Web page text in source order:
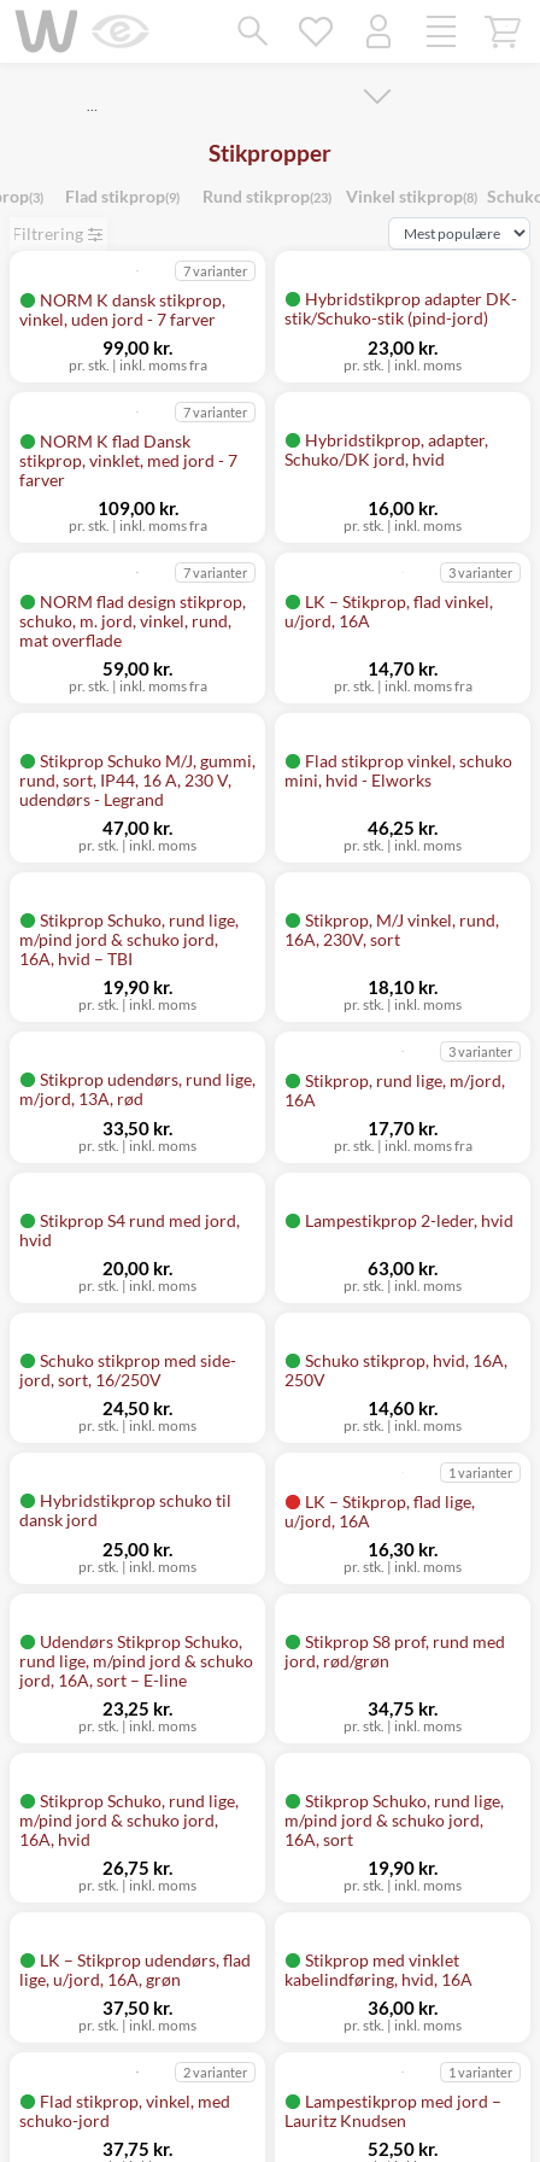
…
Stikpropper
(3) Flad stikprop(9) Rund stikprop(23) Vinkel stikprop(8)
Filtrering
NORM K dansk stikprop,
vinkel, uden jord - 7 farver
7 varianter
pr. stk. | inkl. moms fra
99,00 kr.
Hybridstikprop adapter DK-
stik/Schuko-stik (pind-jord)
pr. stk. | inkl. moms
23,00 kr.
NORM K flad Dansk
stikprop, vinklet, med jord - 7
farver
7 varianter
pr. stk. | inkl. moms fra
109,00 kr.
Hybridstikprop, adapter,
Schuko/DK jord, hvid
pr. stk. | inkl. moms
16,00 kr.
NORM flad design stikprop,
schuko, m. jord, vinkel, rund,
mat overflade
7 varianter
pr. stk. | inkl. moms fra
59,00 kr.
LK – Stikprop, flad vinkel,
u/jord, 16A
3 varianter
pr. stk. | inkl. moms fra
14,70 kr.
Stikprop Schuko M/J, gummi,
rund, sort, IP44, 16 A, 230 V,
udendørs - Legrand
pr. stk. | inkl. moms
47,00 kr.
Flad stikprop vinkel, schuko
mini, hvid - Elworks
pr. stk. | inkl. moms
46,25 kr.
Stikprop Schuko, rund lige,
m/pind jord & schuko jord,
16A, hvid – TBI
pr. stk. | inkl. moms
19,90 kr.
Stikprop, M/J vinkel, rund,
16A, 230V, sort
pr. stk. | inkl. moms
18,10 kr.
Stikprop udendørs, rund lige,
m/jord, 13A, rød
pr. stk. | inkl. moms
33,50 kr.
Stikprop, rund lige, m/jord,
16A
3 varianter
pr. stk. | inkl. moms fra
17,70 kr.
Stikprop S4 rund med jord,
hvid
pr. stk. | inkl. moms
20,00 kr.
Lampestikprop 2-leder, hvid
pr. stk. | inkl. moms
63,00 kr.
Schuko stikprop med side-
jord, sort, 16/250V
pr. stk. | inkl. moms
24,50 kr.
Schuko stikprop, hvid, 16A,
250V
pr. stk. | inkl. moms
14,60 kr.
Hybridstikprop schuko til
dansk jord
pr. stk. | inkl. moms
25,00 kr.
LK – Stikprop, flad lige,
u/jord, 16A
1 varianter
pr. stk. | inkl. moms
16,30 kr.
Udendørs Stikprop Schuko,
rund lige, m/pind jord & schuko
jord, 16A, sort – E-line
pr. stk. | inkl. moms
23,25 kr.
Stikprop S8 prof, rund med
jord, rød/grøn
pr. stk. | inkl. moms
34,75 kr.
Stikprop Schuko, rund lige,
m/pind jord & schuko jord,
16A, hvid
pr. stk. | inkl. moms
26,75 kr.
Stikprop Schuko, rund lige,
m/pind jord & schuko jord,
16A, sort
pr. stk. | inkl. moms
19,90 kr.
LK – Stikprop udendørs, flad
lige, u/jord, 16A, grøn
pr. stk. | inkl. moms
37,50 kr.
Stikprop med vinklet
kabelindføring, hvid, 16A
pr. stk. | inkl. moms
36,00 kr.
Flad stikprop, vinkel, med
schuko-jord
2 varianter
37,75 kr.
Lampestikprop med jord –
Lauritz Knudsen
1 varianter
52,50 kr.
Mangler chatten?
Ret samtykke!